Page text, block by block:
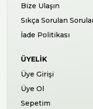
Bize Ulaşın
Sıkça Sorulan
İade Politikası
ÜYELIK
Üye Girişi
Üye Ol
Sepetim